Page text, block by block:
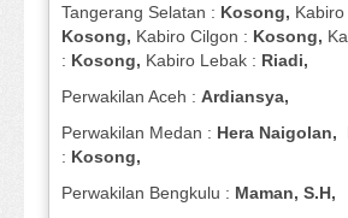
Tangerang Selatan : Kosong,
Kosong, Kabiro Cilgon : Kosong,
: Kosong, Kabiro Lebak : Riadi,
Perwakilan Aceh : Ardiansya,
Perwakilan Medan : Hera Naigolan,
: Kosong,
Perwakilan Bengkulu : Maman, S.H,